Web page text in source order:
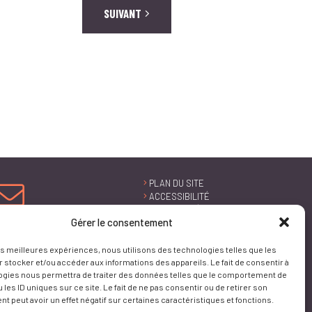
Gérer le consentement
meilleures expériences, nous utilisons des technologies telles que les
stocker et/ou accéder aux informations des appareils. Le fait de consentir à
nous permettra de traiter des données telles que le comportement de
les ID uniques sur ce site. Le fait de ne pas consentir ou de retirer son
peut avoir un effet négatif sur certaines caractéristiques et fonctions.
SUIVANT
PLAN DU SITE
ACCESSIBILITÉ
RGAA
POLITIQUE DE
GESTION DES
DONNÉES
PERSONNELLES
GESTION DES